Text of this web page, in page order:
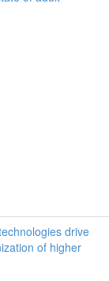
drive
of higher